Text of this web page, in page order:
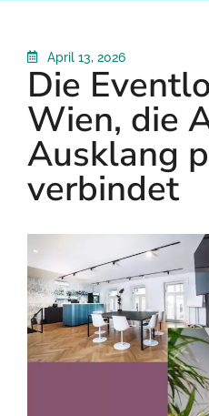
April 13, 2026
Die
Wien, die
Ausklang
verbindet